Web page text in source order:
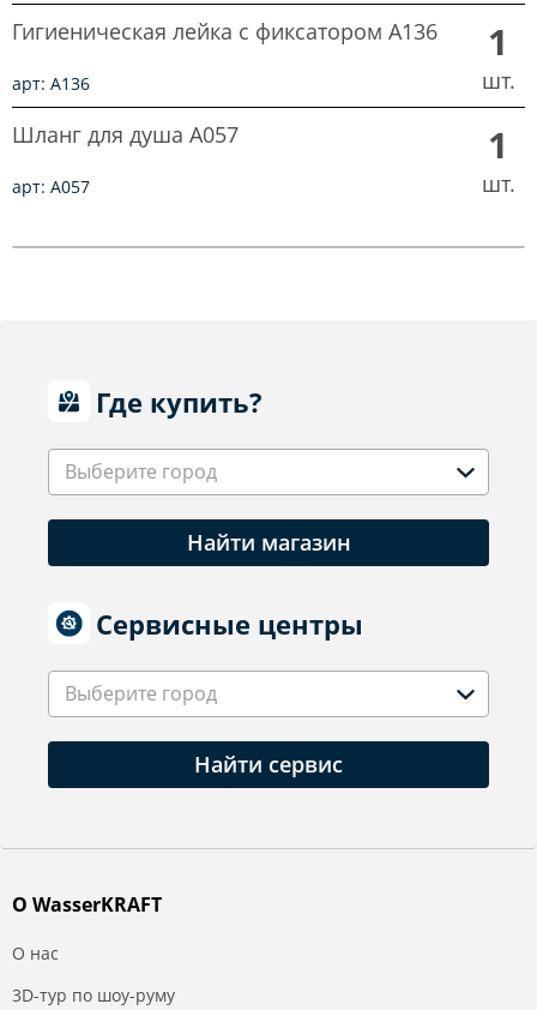
Гигиеническая лейка с фиксатором A136
арт: A136
1
шт.
Шланг для душа A057
арт: A057
1
шт.
Где купить?
Выберите город
Найти магазин
Сервисные центры
Выберите город
Найти сервис
О WasserKRAFT
О нас
3D-тур по шоу-руму